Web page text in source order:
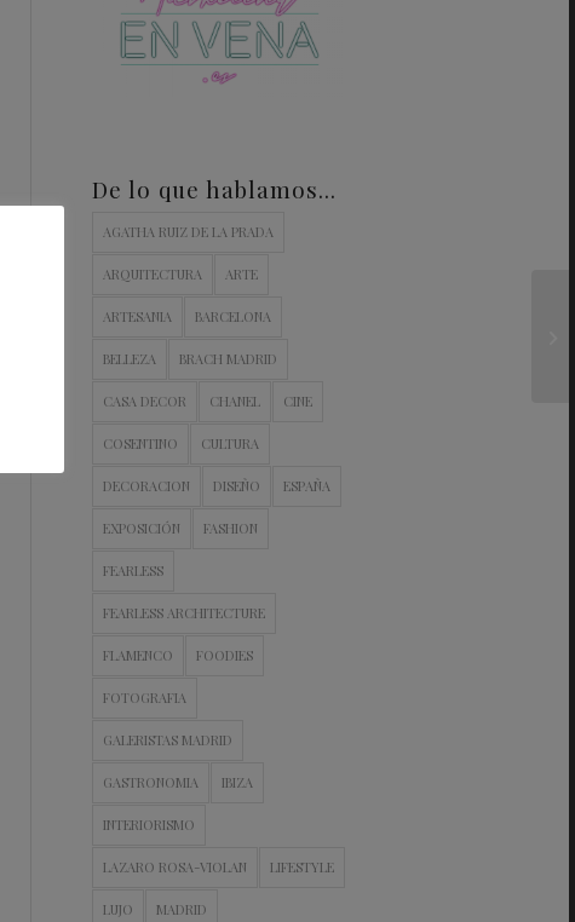
De lo que hablamos…
AGATHA RUIZ DE LA PRADA
ARQUITECTURA ARTE
ARTESANIA BARCELONA
BELLEZA BRACH MADRID
CASA DECOR CHANEL CINE
COSENTINO CULTURA
DECORACION DISEÑO ESPAÑA
EXPOSICIÓN FASHION
FEARLESS
FEARLESS ARCHITECTURE
FLAMENCO FOODIES
FOTOGRAFIA
GALERISTAS MADRID
GASTRONOMIA IBIZA
INTERIORISMO
LAZARO ROSA-VIOLAN LIFESTYLE
LUJO MADRID